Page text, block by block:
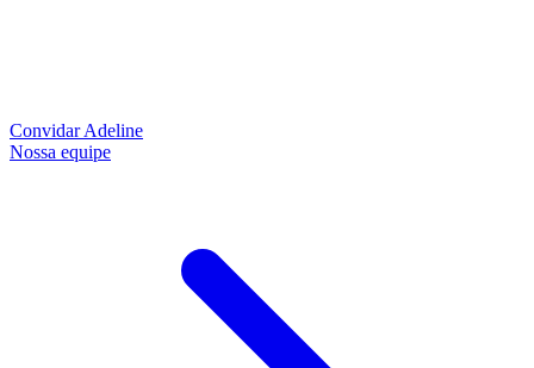
Convidar Adeline
Nossa equipe